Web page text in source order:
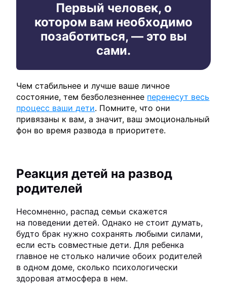
Первый человек, о
котором вам необходимо
позаботиться, — это вы
сами.
Чем стабильнее и лучше ваше личное
состояние, тем безболезненнее перенесут весь
процесс ваши дети. Помните, что они
привязаны к вам, а значит, ваш эмоциональный
фон во время развода в приоритете.
Реакция детей на развод
родителей
Несомненно, распад семьи скажется
на поведении детей. Однако не стоит думать,
будто брак нужно сохранять любыми силами,
если есть совместные дети. Для ребенка
главное не столько наличие обоих родителей
в одном доме, сколько психологически
здоровая атмосфера в нем.